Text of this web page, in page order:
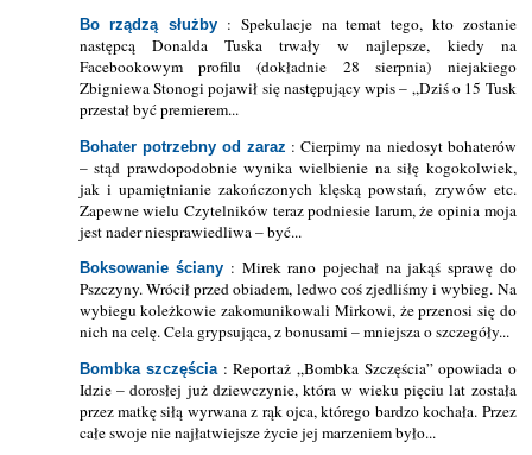
Bo rządzą służby : Spekulacje na temat tego, kto zostanie
następcą Donalda Tuska trwały w najlepsze, kiedy na
Facebookowym profilu (dokładnie 28 sierpnia) niejakiego
Zbigniewa Stonogi pojawił się następujący wpis – „Dziś o 15 Tusk
przestał być premierem...
Bohater potrzebny od zaraz : Cierpimy na niedosyt bohaterów
– stąd prawdopodobnie wynika wielbienie na siłę kogokolwiek,
jak i upamiętnianie zakończonych klęską powstań, zrywów etc.
Zapewne wielu Czytelników teraz podniesie larum, że opinia moja
jest nader niesprawiedliwa – być...
Boksowanie ściany : Mirek rano pojechał na jakąś sprawę do
Pszczyny. Wrócił przed obiadem, ledwo coś zjedliśmy i wybieg. Na
wybiegu koleżkowie zakomunikowali Mirkowi, że przenosi się do
nich na celę. Cela grypsująca, z bonusami – mniejsza o szczegóły...
Bombka szczęścia: Reportaż „Bombka Szczęścia” opowiada o
Idzie – dorosłej już dziewczynie, która w wieku pięciu lat została
przez matkę siłą wyrwana z rąk ojca, którego bardzo kochała. Przez
całe swoje nie najłatwiejsze życie jej marzeniem było...